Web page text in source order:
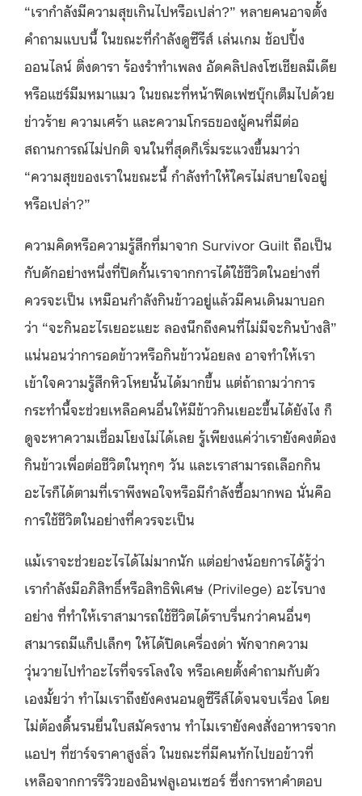
“เรากำลังมีความสุขเกินไปหรือเปล่า?” หลายคนอาจตั้ง
คำถามแบบนี้ ในขณะที่กำลังดูซีรีส์ เล่นเกม ช้อปปิ้ง
ออนไลน์ ติ่งดารา ร้องรำทำเพลง อัดคลิปลงโซเชียลมีเดีย
หรือแชร์มีมหมาแมว ในขณะที่หน้าฟีดเฟซบุ๊กเต็มไปด้วย
ข่าวร้าย ความเศร้า และความโกรธของผู้คนที่มีต่อ
สถานการณ์ไม่ปกติ จนในที่สุดก็เริ่มระแวงขึ้นมาว่า
“ความสุขของเราในขณะนี้ กำลังทำให้ใครไม่สบายใจอยู่
หรือเปล่า?”
ความคิดหรือความรู้สึกที่มาจาก Survivor Guilt ถือเป็น
กับดักอย่างหนึ่งที่ปิดกั้นเราจากการได้ใช้ชีวิตในอย่างที่
ควรจะเป็น เหมือนกำลังกินข้าวอยู่แล้วมีคนเดินมาบอก
ว่า “จะกินอะไรเยอะแยะ ลองนึกถึงคนที่ไม่มีจะกินบ้างสิ”
แน่นอนว่าการอดข้าวหรือกินข้าวน้อยลง อาจทำให้เรา
เข้าใจความรู้สึกหิวโหยนั้นได้มากขึ้น แต่ถ้าถามว่าการ
กระทำนี้จะช่วยเหลือคนอื่นให้มีข้าวกินเยอะขึ้นได้ยังไง ก็
ดูจะหาความเชื่อมโยงไม่ได้เลย รู้เพียงแค่ว่าเรายังคงต้อง
กินข้าวเพื่อต่อชีวิตในทุกๆ วัน และเราสามารถเลือกกิน
อะไรก็ได้ตามที่เราพึงพอใจหรือมีกำลังซื้อมากพอ นั่นคือ
การใช้ชีวิตในอย่างที่ควรจะเป็น
แม้เราจะช่วยอะไรได้ไม่มากนัก แต่อย่างน้อยการได้รู้ว่า
เรากำลังมีอภิสิทธิ์หรือสิทธิพิเศษ (Privilege) อะไรบาง
อย่าง ที่ทำให้เราสามารถใช้ชีวิตได้ราบรื่นกว่าคนอื่นๆ
สามารถมีแก็ปเล็กๆ ให้ได้ปิดเครื่องด่า พักจากความ
วุ่นวายไปทำอะไรที่จรรโลงใจ หรือเคยตั้งคำถามกับตัว
เองมั้ยว่า ทำไมเราถึงยังคงนอนดูซีรีส์ได้จนจบเรื่อง โดย
ไม่ต้องดิ้นรนยื่นใบสมัครงาน ทำไมเรายังคงสั่งอาหารจาก
แอปฯ ที่ชาร์จราคาสูงลิ่ว ในขณะที่มีคนทักไปขอข้าวที่
เหลือจากการรีวิวของอินฟลูเอนเซอร์ ซึ่งการหาคำตอบ